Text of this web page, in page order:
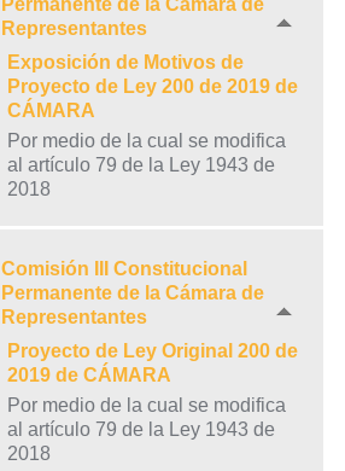
Permanente de la Cámara de
Representantes
Exposición de Motivos de
Proyecto de Ley 200 de 2019 de
CÁMARA
Por medio de la cual se modifica
al artículo 79 de la Ley 1943 de
2018
Comisión III Constitucional
Permanente de la Cámara de
Representantes
Proyecto de Ley Original 200 de
2019 de CÁMARA
Por medio de la cual se modifica
al artículo 79 de la Ley 1943 de
2018